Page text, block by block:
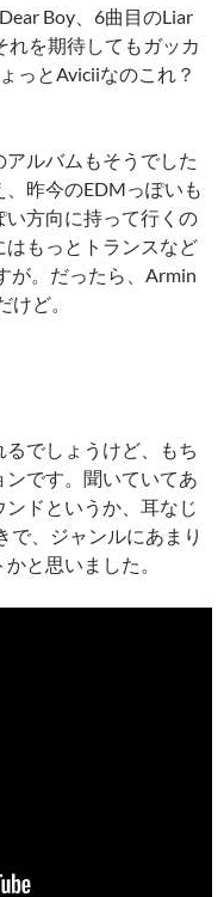
Boy、6曲目のLiar
れを期待してもガッカ
っとAviciiなのこれ？
ルバムもそうでした
昨今のEDMっぽいも
方向に持って行くの
もっとトランスなど
が。だったら、Armin
ど。
でしょうけど、もち
です。聞いていてあ
ドというか、耳なじ
で、ジャンルにあまり
と思いました。